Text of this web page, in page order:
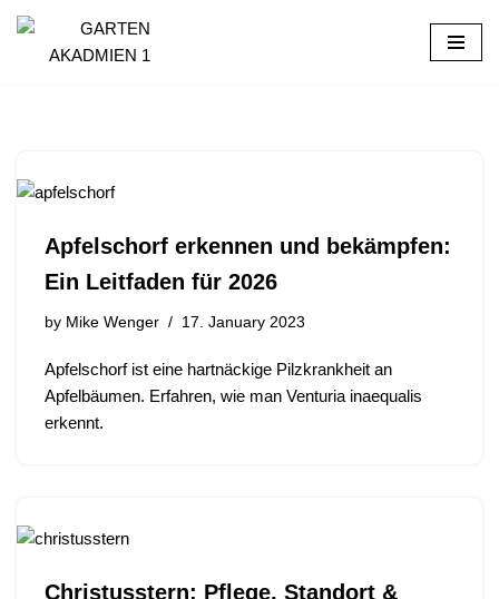
Apfelschorf erkennen und bekämpfen:
Ein Leitfaden für 2026
by Mike Wenger 17. January 2023
Apfelschorf ist eine hartnäckige Pilzkrankheit an
Apfelbäumen. Erfahren, wie man Venturia inaequalis
erkennt.
Christusstern: Pflege, Standort &